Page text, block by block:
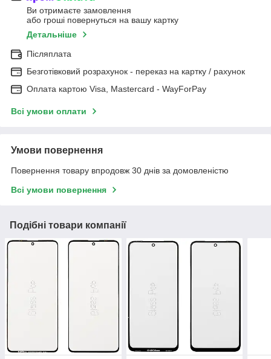
Ви отримаєте замовлення
або гроші повернуться на вашу картку
Детальніше
Післяплата
Безготівковий розрахунок - переказ на картку / рахунок
Оплата картою Visa, Mastercard - WayForPay
Всі умови оплати
Умови повернення
Повернення товару впродовж 30 днів за домовленістю
Всі умови повернення
Подібні товари компанії